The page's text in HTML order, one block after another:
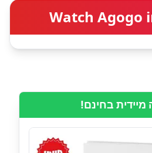
Watch Agogo
מיידית בחינם!